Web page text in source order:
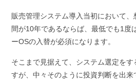
販売管理システム導入当初において
間が10年であるならば、最低でも1度
ーOSの入替が必須になります。
そこまで見据えて、システム選定を
すが、中々そのように投資判断を出